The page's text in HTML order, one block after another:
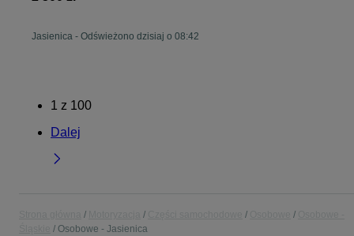
Jasienica - Odświeżono dzisiaj o 08:42
1 z 100
Dalej
Osobowe - Jasienica